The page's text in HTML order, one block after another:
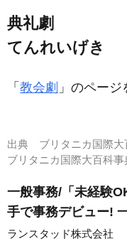
典礼劇
てんれいげき
「 教会劇 」のページ
出典 ブリタニカ国際
ブリタニカ国際大百科
一般事務/「未経験
手で事務デビュー!
ランスタッド株式会社